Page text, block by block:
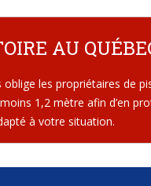
AU
les propriétaires de
1,2 mètre afin d’en
à votre situation.